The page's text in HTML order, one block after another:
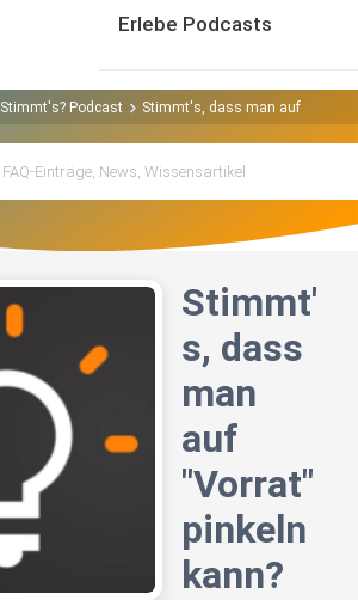
Erlebe Podcasts
Stimmt's? Podcast Stimmt's, dass man auf "Vorrat"
Stimmt'
s, dass
man
auf
"Vorrat"
pinkeln
kann?